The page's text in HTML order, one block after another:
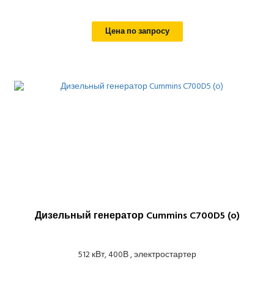
Цена по запросу
Дизельный генератор Cummins C700D5 (o)
512 кВт, 400В , электростартер